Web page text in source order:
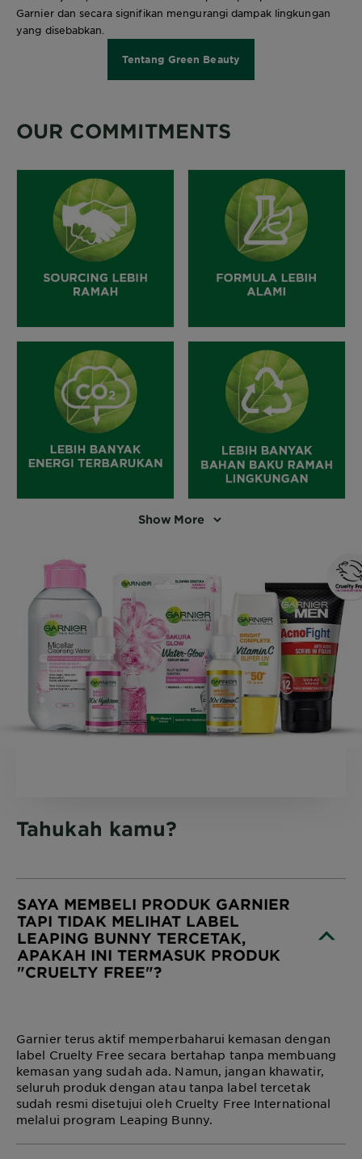
Garnier dan secara signifikan mengurangi dampak lingkungan
yang disebabkan.
Tentang Green Beauty
OUR COMMITMENTS
Show More
Tahukah kamu?
SAYA MEMBELI PRODUK GARNIER
TAPI TIDAK MELIHAT LABEL
LEAPING BUNNY TERCETAK,
APAKAH INI TERMASUK PRODUK
"CRUELTY FREE"?
Garnier terus aktif memperbaharui kemasan dengan
label Cruelty Free secara bertahap tanpa membuang
kemasan yang sudah ada. Namun, jangan khawatir,
seluruh produk dengan atau tanpa label tercetak
sudah resmi disetujui oleh Cruelty Free International
melalui program Leaping Bunny.